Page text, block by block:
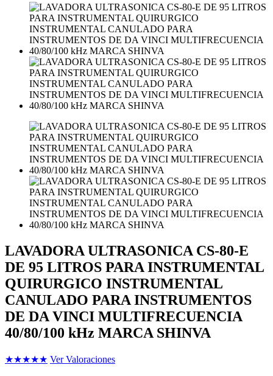
LAVADORA ULTRASONICA CS-80-E
DE 95 LITROS PARA INSTRUMENTAL
QUIRURGICO INSTRUMENTAL
CANULADO PARA INSTRUMENTOS
DE DA VINCI MULTIFRECUENCIA
40/80/100 kHz MARCA SHINVA
★★★★★ Ver Valoraciones